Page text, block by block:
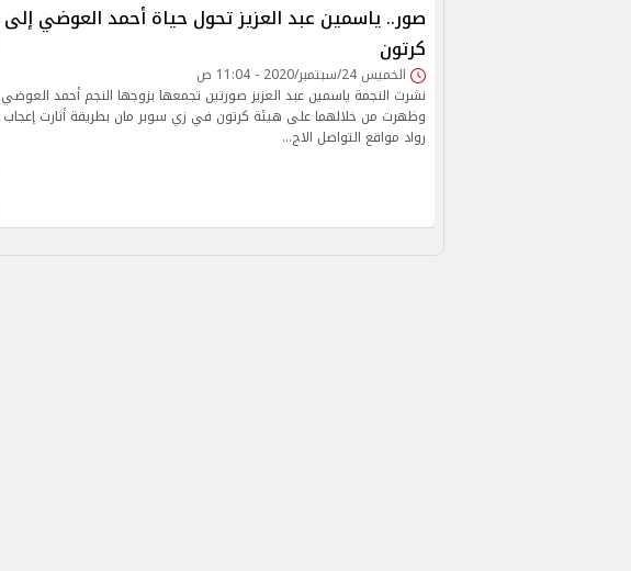
صور.. ياسمين عبد العزيز تحول حياة أحمد العوضي إلى
كرتون
الخميس 24/سبتمبر/2020 - 11:04 ص
نشرت النجمة ياسمين عبد العزيز صورتين تجمعها بزوجها النجم أحمد العوضي
وظهرت من خلالهما على هيئة كرتون في زي سوبر مان بطريقة أثارت إعجاب
رواد مواقع التواصل الاج…